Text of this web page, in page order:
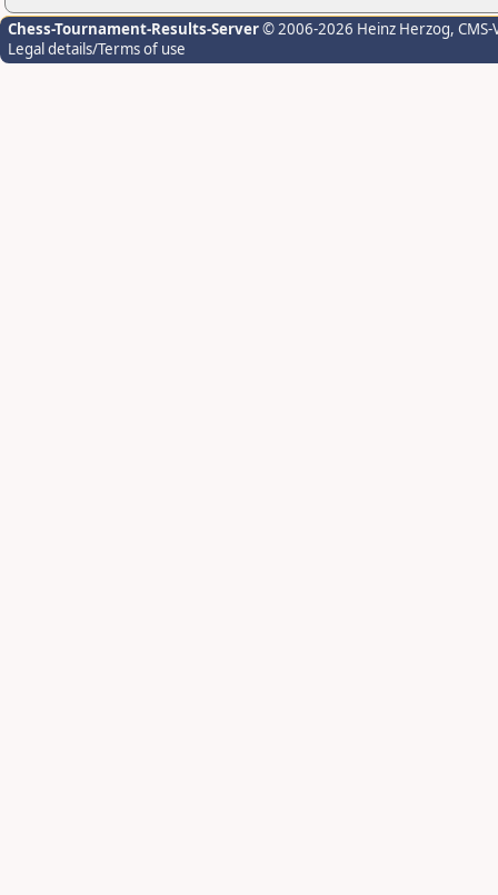
Chess-Tournament-Results-Server© 2006-2026 Heinz Herzog,
Legal details/Terms of use